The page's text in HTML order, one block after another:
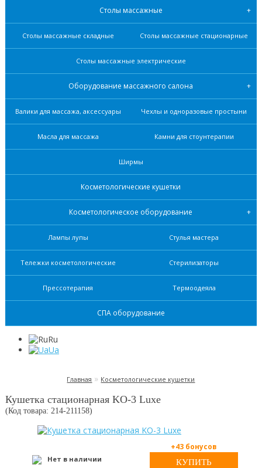
Столы массажные
Столы массажные складные Столы массажные стационарные
Столы массажные электрические
Оборудование массажного салона
Валики для массажа, аксессуары Чехлы и одноразовые простыни
Масла для массажа Камни для стоунтерапии
Ширмы
Косметологические кушетки
Косметологическое оборудование
Лампы лупы Стулья мастера
Тележки косметологические Стерилизаторы
Прессотерапия Термоодеяла
СПА оборудование
Ru
Ua
Главная » Косметологические кушетки
Кушетка стационарная KO-3 Luxe
(Код товара: 214-211158)
Нет в наличии
+43 бонусов